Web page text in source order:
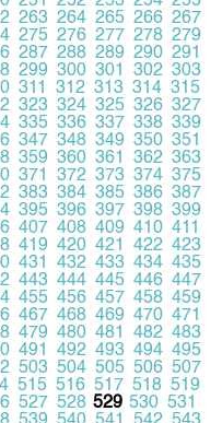
263 264 265 266 267
275 276 277 278 279
287 288 289 290 291
299 300 301 302 303
311 312 313 314 315
323 324 325 326 327
335 336 337 338 339
347 348 349 350 351
359 360 361 362 363
371 372 373 374 375
383 384 385 386 387
395 396 397 398 399
407 408 409 410 411
419 420 421 422 423
431 432 433 434 435
443 444 445 446 447
455 456 457 458 459
467 468 469 470 471
479 480 481 482 483
491 492 493 494 495
503 504 505 506 507
515 516 517 518 519
527 528 529 530 531